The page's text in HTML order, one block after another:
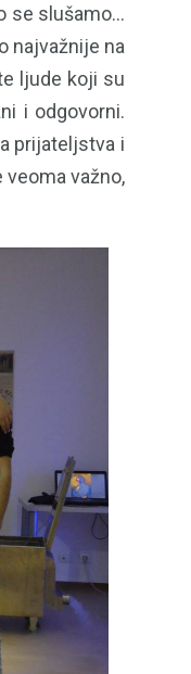
se slušamo…
najvažnije na
ljude koji su
i odgovorni.
prijateljstva i
veoma važno,